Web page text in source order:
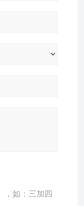
，如：三加四